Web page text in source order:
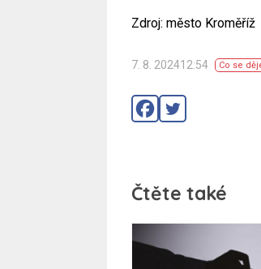
Zdroj: město Kroměříž
7. 8. 202412:54 Co se
Čtěte také